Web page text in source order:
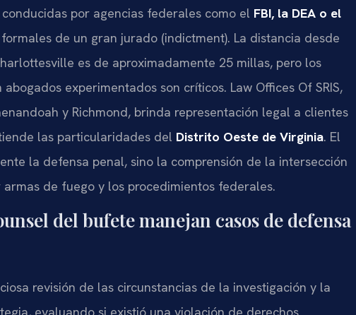
por agencias federales como el FBI, la DEA o el
de un gran jurado (indictment). La distancia desde
es de aproximadamente 25 millas, pero los
experimentados son críticos. Law Offices Of SRIS,
y Richmond, brinda representación legal a clientes
las particularidades del Distrito Oeste de Virginia. El
la defensa penal, sino la comprensión de la intersección
de fuego y los procedimientos federales.
del bufete manejan casos de defensa
revisión de las circunstancias de la investigación y la
evaluando si existió una violación de derechos